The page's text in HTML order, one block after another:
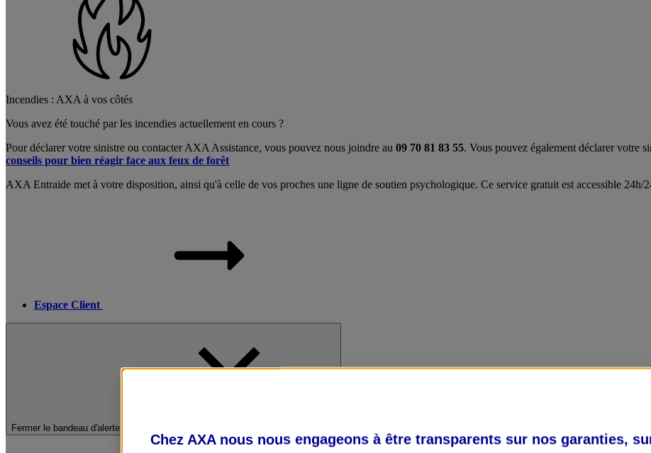
Incendies : AXA à vos côtés
Vous avez été touché par les incendies actuellement en cours ?
Pour déclarer votre sinistre ou contacter AXA Assistance, vous pouvez nous joindre au 09 70 81 83 55. Vous pouvez également déclarer votre
conseils pour bien réagir face aux feux de forêt
AXA Entraide met à votre disposition, ainsi qu'à celle de vos proches une ligne de soutien psychologique. Ce service gratuit est accessible 24h/
Espace Client
Fermer le bandeau d'alerte
Chez AXA nous nous engageons à être transparents sur nos garanties,